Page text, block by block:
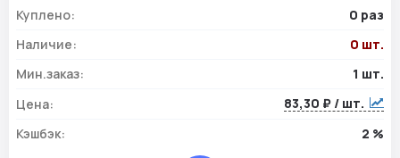
Куплено:
0 раз
Наличие:
0 шт.
Мин.заказ:
1 шт.
Цена:
83,30 ₽ / шт.
Кэшбэк:
2 %